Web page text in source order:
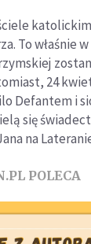
To właśnie
24
Defantem i
się
na
POLECA